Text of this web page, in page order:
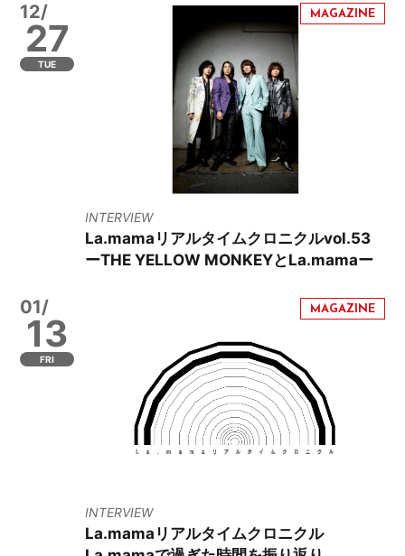
12/
27
TUE
INTERVIEW
La.mamaリアルタイムクロニクルvol.53
ーTHE YELLOW MONKEYとLa.mamaー
01/
13
FRI
INTERVIEW
La.mamaリアルタイムクロニクル